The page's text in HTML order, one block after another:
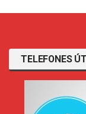
TELEFONES